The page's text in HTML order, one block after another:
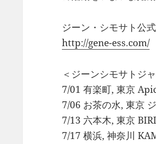
ジーン・シモサト公
http://gene-ess.com/
＜ジーンシモサトジ
7/01 有楽町, 東京
7/06 お茶の水, 東京
7/13 六本木, 東京
7/17 横浜, 神奈川